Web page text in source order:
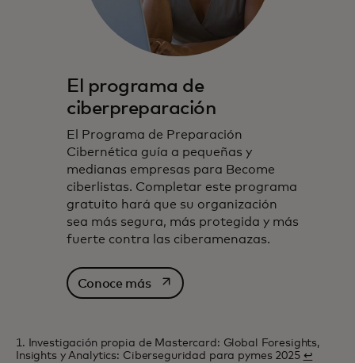
El programa de
ciberpreparación
El Programa de Preparación
Cibernética guía a pequeñas y
medianas empresas para Become
ciberlistas. Completar este programa
gratuito hará que su organización
sea más segura, más protegida y más
fuerte contra las ciberamenazas.
Conoce másse abre en una pestaña nueva
1. Investigación propia de Mastercard: Global Foresights,
Insights y Analytics: Ciberseguridad para pymes 2025 ↩